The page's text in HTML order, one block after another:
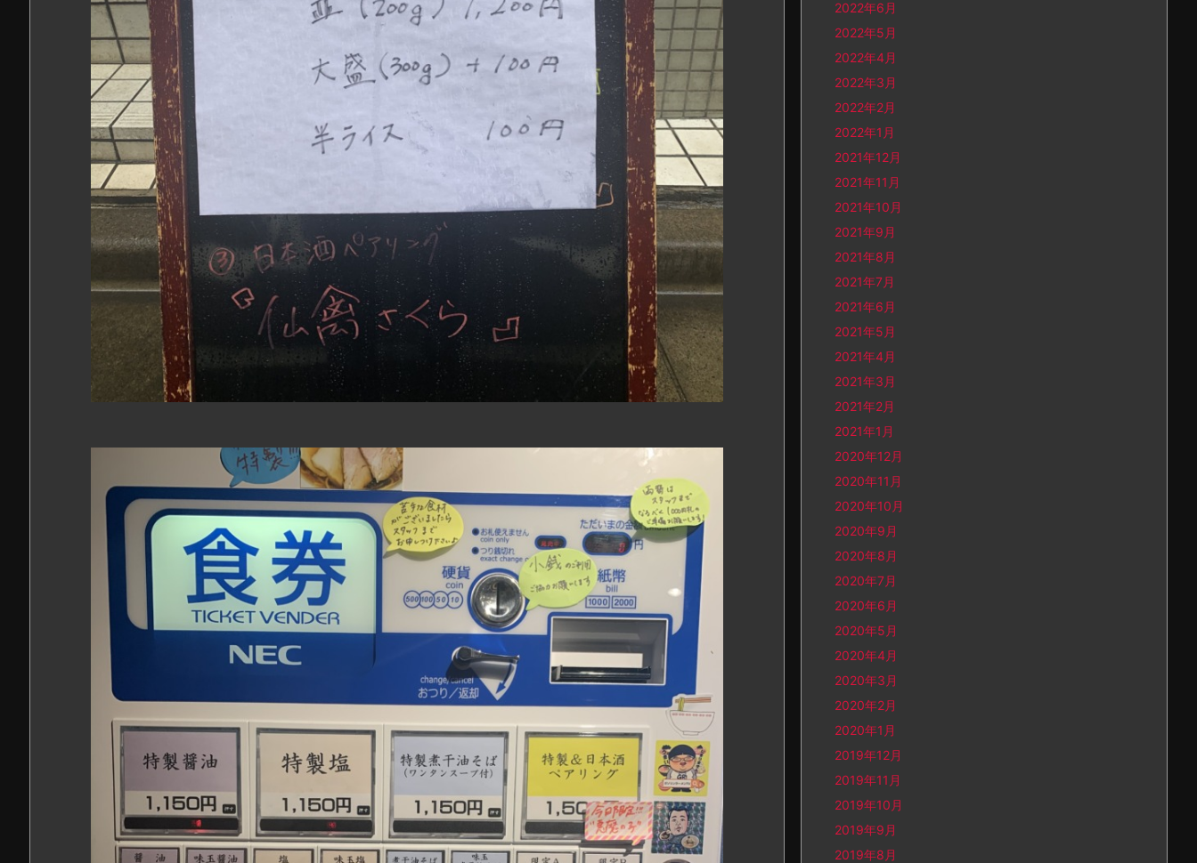
2022年6月
2022年5月
2022年4月
2022年3月
2022年2月
2022年1月
2021年12月
2021年11月
2021年10月
2021年9月
2021年8月
2021年7月
2021年6月
2021年5月
2021年4月
2021年3月
2021年2月
2021年1月
2020年12月
2020年11月
2020年10月
2020年9月
2020年8月
2020年7月
2020年6月
2020年5月
2020年4月
2020年3月
2020年2月
2020年1月
2019年12月
2019年11月
2019年10月
2019年9月
2019年8月